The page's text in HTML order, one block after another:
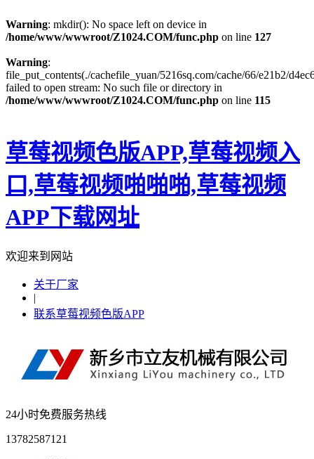
Warning: mkdir(): No space left on device in
/home/www/wwwroot/Z1024.COM/func.php on line 127
Warning:
file_put_contents(./cachefile_yuan/5216sq.com/cache/66/e21b2/
failed to open stream: No such file or directory in
/home/www/wwwroot/Z1024.COM/func.php on line 115
草莓视频色版APP,草莓视频入
口,草莓视频啪啪啪,草莓视频
APP下载网址
欢迎来到网站
关于厂家
|
联系草莓视频色版APP
24小时免费服务热线
13782587121